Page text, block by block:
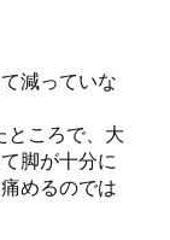
減っていな
ところで、大
脚が十分に
めるのでは